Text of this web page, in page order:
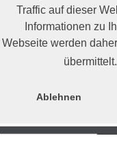
Traffic auf dieser
Informationen zu
Webseite werden
übermittelt.
Ablehnen
begründen keine
angegebene Leistungsdaten,